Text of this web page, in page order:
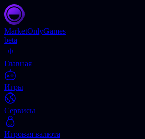
MarketOnlyGames
beta
Главная
Игры
Сервисы
Игровая валюта